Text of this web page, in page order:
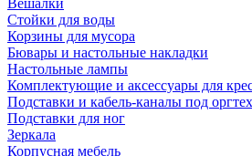
Вешалки
Стойки для воды
Корзины для мусора
Бювары и настольные накладки
Настольные лампы
Комплектующие и аксессуары для
Подставки и кабель-каналы под
Подставки для ног
Зеркала
Корпусная мебель